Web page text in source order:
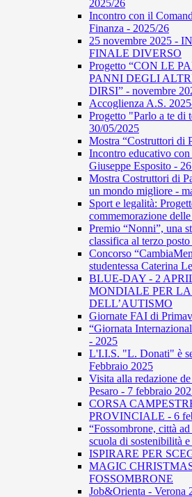
2025/26
Incontro con il
Finanza - 2025/26
25 novembre 2025 -
FINALE DIVERSO
Progetto “CON LE
PANNI DEGLI
DIRSI” - novembre
Accoglienza A.S.
Progetto "Parlo a te di
30/05/2025
Mostra “Costruttori di
Incontro educativo
Giuseppe Esposito -
Mostra Costruttori di
un mondo migliore -
Sport e legalità:
commemorazione
Premio “Nonni”, una
classifica al terzo
Concorso
studentessa Caterina
BLUE-DAY - 2
MONDIALE PER
DELL’AUTISMO
Giornate FAI di
“Giornata
- 2025
L'I.I.S. "L. Donati" è
Febbraio 2025
Visita alla redazione
Pesaro - 7 febbraio
CORSA
PROVINCIALE - 6
“Fossombrone, città
scuola di sostenibilità
ISPIRARE PER
MAGIC
FOSSOMBRONE
Job&Orienta - Verona